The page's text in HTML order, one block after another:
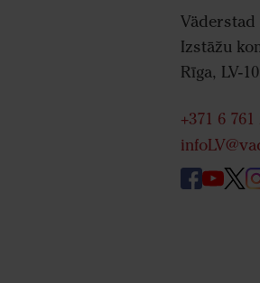
Väderstad
Izstāžu
Rīga, LV-
+371 6 761